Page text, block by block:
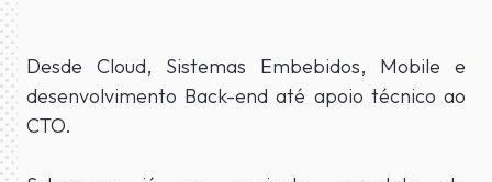
Desde Cloud, Sistemas Embebidos, Mobile e
desenvolvimento Back-end até apoio técnico ao
CTO.